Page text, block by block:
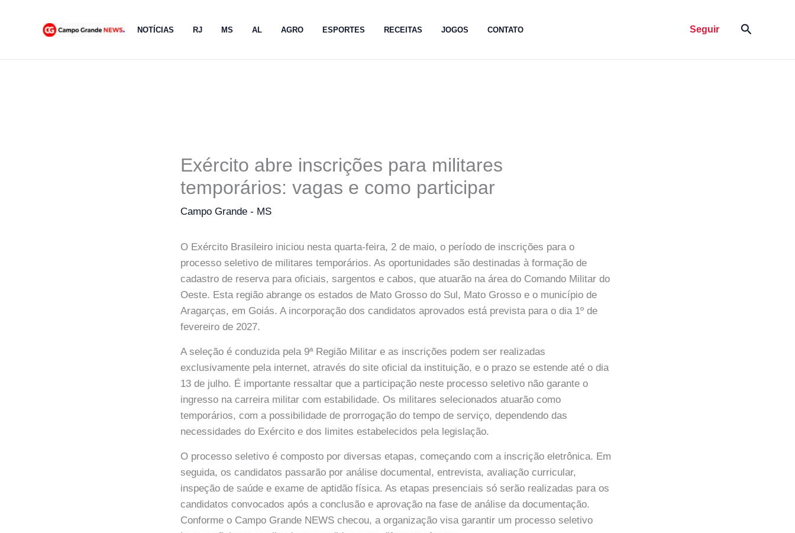
NOTÍCIAS RJ MS AL AGRO ESPORTES RECEITAS JOGOS CONTATO Seguir Pesquisar
Exército abre inscrições para militares
temporários: vagas e como participar
Campo Grande - MS
O Exército Brasileiro iniciou nesta quarta-feira, 2 de maio, o período de inscrições para o
processo seletivo de militares temporários. As oportunidades são destinadas à formação de
cadastro de reserva para oficiais, sargentos e cabos, que atuarão na área do Comando Militar do
Oeste. Esta região abrange os estados de Mato Grosso do Sul, Mato Grosso e o município de
Aragarças, em Goiás. A incorporação dos candidatos aprovados está prevista para o dia 1º de
fevereiro de 2027.
A seleção é conduzida pela 9ª Região Militar e as inscrições podem ser realizadas
exclusivamente pela internet, através do site oficial da instituição, e o prazo se estende até o dia
13 de julho. É importante ressaltar que a participação neste processo seletivo não garante o
ingresso na carreira militar com estabilidade. Os militares selecionados atuarão como
temporários, com a possibilidade de prorrogação do tempo de serviço, dependendo das
necessidades do Exército e dos limites estabelecidos pela legislação.
O processo seletivo é composto por diversas etapas, começando com a inscrição eletrônica. Em
seguida, os candidatos passarão por análise documental, entrevista, avaliação curricular,
inspeção de saúde e exame de aptidão física. As etapas presenciais só serão realizadas para os
candidatos convocados após a conclusão e aprovação na fase de análise da documentação.
Conforme o Campo Grande NEWS checou, a organização visa garantir um processo seletivo